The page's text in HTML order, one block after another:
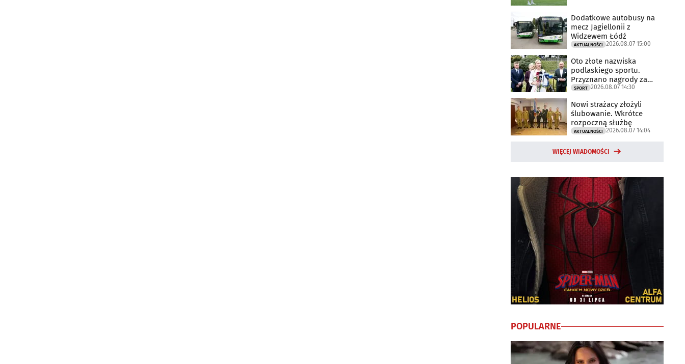
Dodatkowe autobusy na
mecz Jagiellonii z
Widzewem Łódź
AKTUALNOŚCI 2026.08.07 15:00
Oto złote nazwiska
podlaskiego sportu.
Przyznano nagrody za
2025 rok
SPORT 2026.08.07 14:30
Nowi strażacy złożyli
ślubowanie. Wkrótce
rozpoczną służbę
AKTUALNOŚCI 2026.08.07 14:04
WIĘCEJ WIADOMOŚCI
POPULARNE